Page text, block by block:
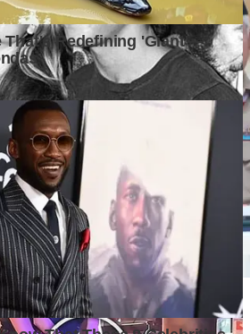
Ketua Mabida dan Peserta
Biasa Kwarda Pramuka DKI